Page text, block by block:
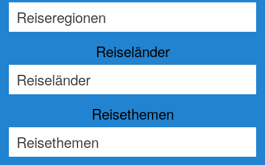
Reiseländer
Reisethemen